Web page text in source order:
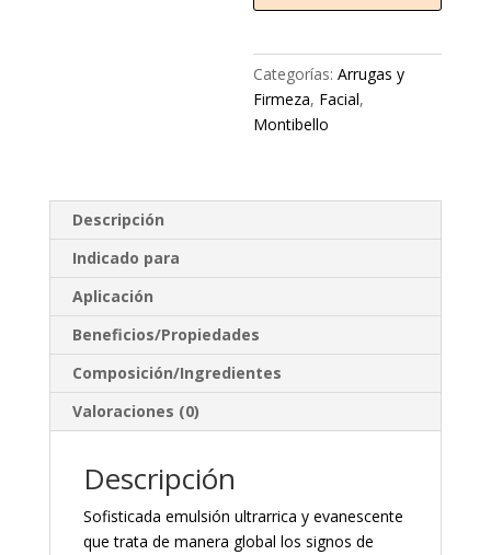
Categorías:Arrugas y
Firmeza, Facial,
Montibello
Descripción
Indicado para
Aplicación
Beneficios/Propiedades
Composición/Ingredientes
Valoraciones (0)
Descripción
Sofisticada emulsión ultrarrica y evanescente
que trata de manera global los signos de